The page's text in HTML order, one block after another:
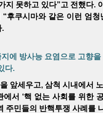
지 못하고 있다”고 전했다.
후쿠시마와 같은 이런 엄
.
에 방사능 요염으로 고향
다.
앞세우고, 삼척 시내에서
서 ‘핵 없는 사회를 위한
주민들의 반핵투쟁 사례를